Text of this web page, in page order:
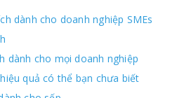
dành cho doanh nghiệp SMEs
dành cho mọi doanh nghiệp
quả có thể bạn chưa biết